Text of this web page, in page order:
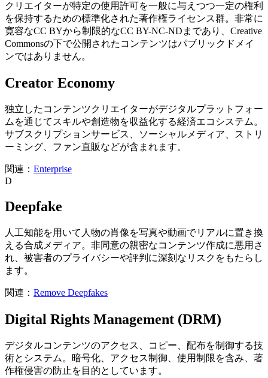
クリエイターが特定の使用許可を一般に与えつつ一定の権利
を保持するための標準化された著作権ライセンス群。非常に
寛容なCC BYから制限的なCC BY-NC-NDまであり、Creative
Commonsの下で公開されたコンテンツはパブリックドメイ
ンではありません。
Creator Economy
独立したコンテンツクリエイターがデジタルプラットフォー
ムを通じてスキルや創造物を収益化する経済エコシステム。
サブスクリプションサービス、ソーシャルメディア、ストリ
ーミング、ファン直販などが含まれます。
関連： Enterprise
D
Deepfake
人工知能を用いて人物の肖像を写真や動画でリアルに置き換
える合成メディア。非同意の親密なコンテンツ作成に悪用さ
れ、被害者のプライバシーや評判に深刻なリスクをもたらし
ます。
関連： Remove Deepfakes
Digital Rights Management (DRM)
デジタルコンテンツのアクセス、コピー、配布を制御する技
術とシステム。暗号化、アクセス制御、使用制限を含み、著
作権侵害の防止を目的としています。